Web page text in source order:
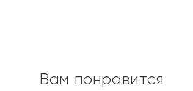
Вам понравится